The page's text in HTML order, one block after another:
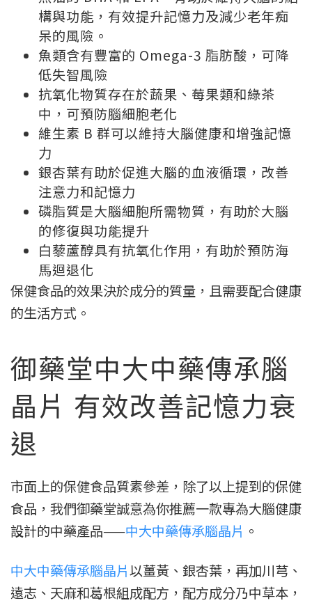
構與功能，有效提升記憶力及減少老年痴
呆的風險。
魚類含有豐富的 Omega-3 脂肪酸，可降
低失智風險
抗氧化物質存在於蔬果、莓果類和綠茶
中，可預防腦細胞老化
維生素 B 群可以維持大腦健康和增強記憶
力
銀杏葉有助於促進大腦的血液循環，改善
注意力和記憶力
磷脂質是大腦細胞所需物質，有助於大腦
的修復與功能提升
白藜蘆醇具有抗氧化作用，有助於預防海
馬迴退化
保健食品的效果決於成分的質量，且需要配合健康
的生活方式。
御藥堂中大中藥傳承腦
晶片 有效改善記憶力衰
退
市面上的保健食品質素參差，除了以上提到的保健
食品，我們御藥堂誠意為你推薦一款專為大腦健康
設計的中藥產品——中大中藥傳承腦晶片 。
中大中藥傳承腦晶片以薑黃、銀杏葉，再加川芎、
遠志、天麻和葛根組成配方，配方成分乃中草本，